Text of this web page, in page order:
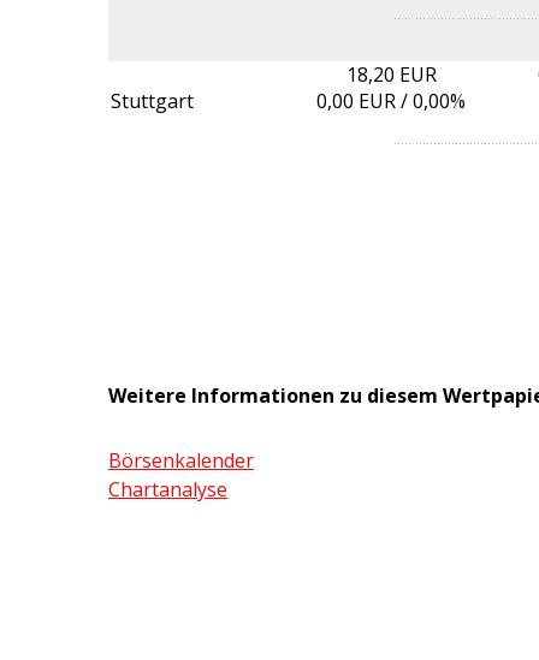
Stuttgart
18,20 EUR
0,00 EUR /0,00%
Weitere Informationen zu diesem
Börsenkalender
Chartanalyse